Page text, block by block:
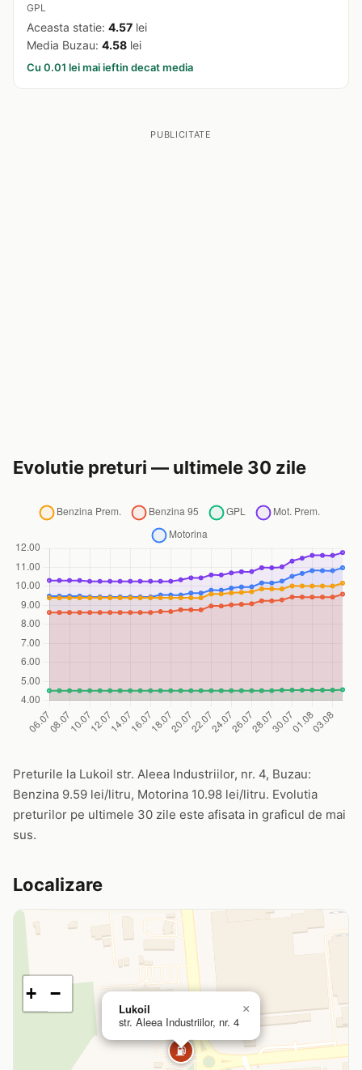
GPL
Aceasta statie: 4.57 lei
Media Buzau: 4.58 lei
Cu 0.01 lei mai ieftin decat media
PUBLICITATE
Evolutie preturi — ultimele 30 zile
Preturile la Lukoil str. Aleea Industriilor, nr. 4, Buzau:
Benzina 9.59 lei/litru, Motorina 10.98 lei/litru. Evolutia
preturilor pe ultimele 30 zile este afisata in graficul de mai
sus.
Localizare
⛽
Lukoil
str. Aleea Industriilor, nr. 4
×
+ −